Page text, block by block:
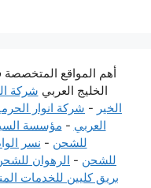
أهم المواقع المتخصصة
الخليج العربي شركة
الخير - شركة انوار
العربي - مؤسسة
للشحن - نسر
للشحن - الرهوان
بريق كليين للخدمات